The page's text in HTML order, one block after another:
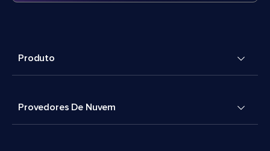
Produto
Provedores De Nuvem